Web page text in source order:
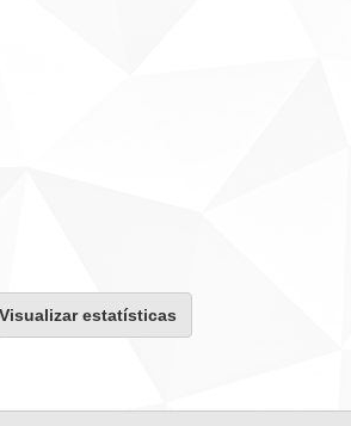
Visualizar estatísticas